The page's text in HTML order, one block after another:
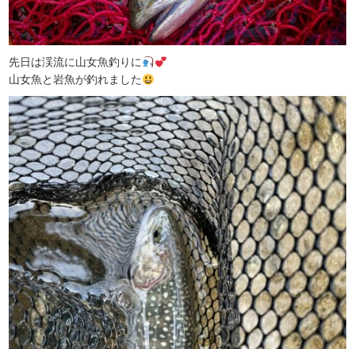
先日は渓流に山女魚釣りに
山女魚と岩魚が釣れました